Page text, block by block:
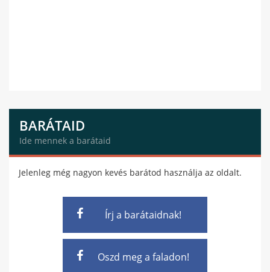
BARÁTAID
Ide mennek a barátaid
Jelenleg még nagyon kevés barátod használja az oldalt.
Írj a barátaidnak!
Oszd meg a faladon!